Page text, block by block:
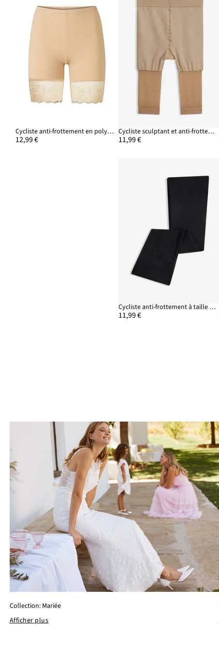
Cycliste anti-frottement en polyamide rafraîchissant avec jambe en dentelle
12,99 €
Cycliste sculptant et anti-frottement 30D
11,99 €
Cycliste anti-frottement à taille élastiquée 30den
11,99 €
Collection: Mariée
Afficher plus